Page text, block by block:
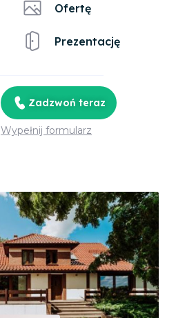
Ofertę
Prezentację
Zadzwoń teraz
Wypełnij formularz